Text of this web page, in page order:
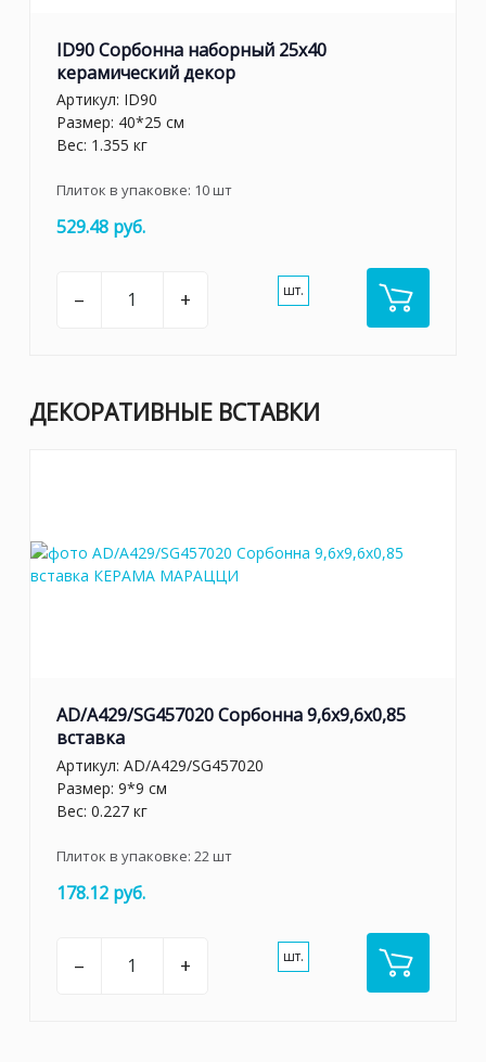
ID90 Сорбонна наборный 25x40
керамический декор
Артикул: ID90
Размер: 40*25 см
Вес: 1.355 кг
Плиток в упаковке: 10шт
529.48 руб.
– + шт.
ДЕКОРАТИВНЫЕ ВСТАВКИ
AD/A429/SG457020 Сорбонна 9,6x9,6x0,85
вставка
Артикул: AD/A429/SG457020
Размер: 9*9 см
Вес: 0.227 кг
Плиток в упаковке: 22шт
178.12 руб.
– + шт.